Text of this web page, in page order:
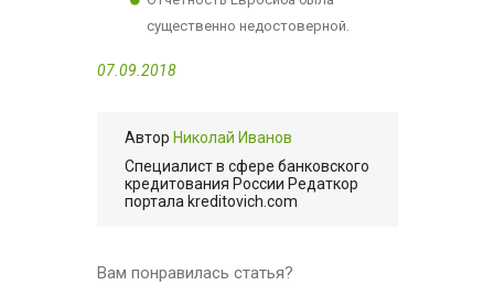
существенно недостоверной.
07.09.2018
Автор Николай Иванов
Cпециалист в сфере банковского
кредитования России Редаткор
портала kreditovich.com
Вам понравилась статья?